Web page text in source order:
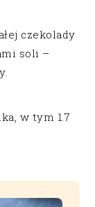
czekolady
soli –
w tym 1.7